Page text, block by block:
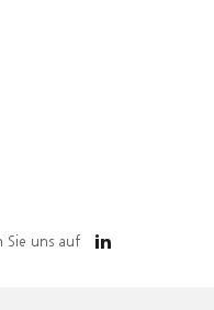
Sie uns auf